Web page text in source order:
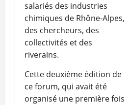
salariés des industries
chimiques de Rhône-Alpes,
des chercheurs, des
collectivités et des
riverains.
Cette deuxième édition de
ce forum, qui avait été
organisé une première fois